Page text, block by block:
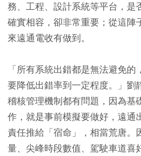
務、工程、設計系統等平台，是
確實相容，卻非常重要；從這陣
來遠通電收有做到。
「所有系統出錯都是無法避免的
要降低出錯率到一定程度。」劉
稽核管理機制都有問題，因為基
作，就是事前模擬要做好，遠通
責任推給「宿命」，相當荒唐。
量、尖峰時段數值、駕駛車道喜